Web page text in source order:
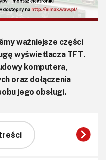
ważniejsze części
wyświetlacza TFT.
komputera,
oraz dołączenia
jego obsługi.